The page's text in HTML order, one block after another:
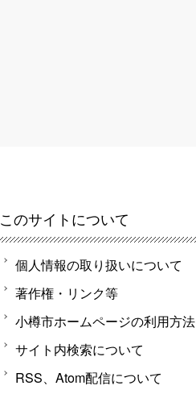
このサイトについて
個人情報の取り扱いについて
著作権・リンク等
小樽市ホームページの利用方法
サイト内検索について
RSS、Atom配信について